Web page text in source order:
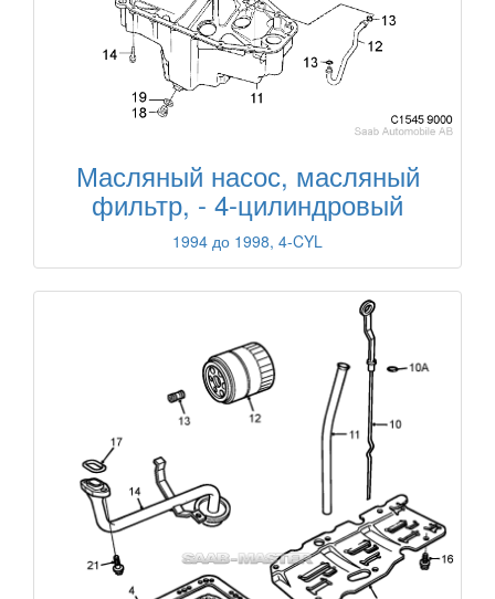
Масляный насос, масляный
фильтр, - 4-цилиндровый
1994 до 1998, 4-CYL